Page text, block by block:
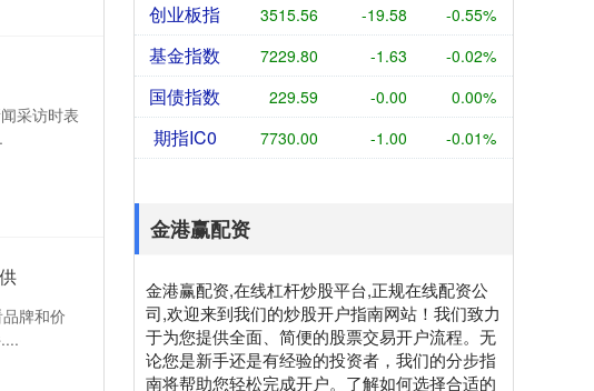
采访时表
牌和价
创业板指 3515.56 -19.58 -0.55%
基金指数 7229.80 -1.63 -0.02%
国债指数 229.59 -0.00 0.00%
期指IC0 7730.00 -1.00 -0.01%
金港赢配资
金港赢配资,在线杠杆炒股平台,正规在线配资公
司,欢迎来到我们的炒股开户指南网站！我们致力
于为您提供全面、简便的股票交易开户流程。无
论您是新手还是有经验的投资者，我们的分步指
南将帮助您轻松完成开户。了解如何选择合适的